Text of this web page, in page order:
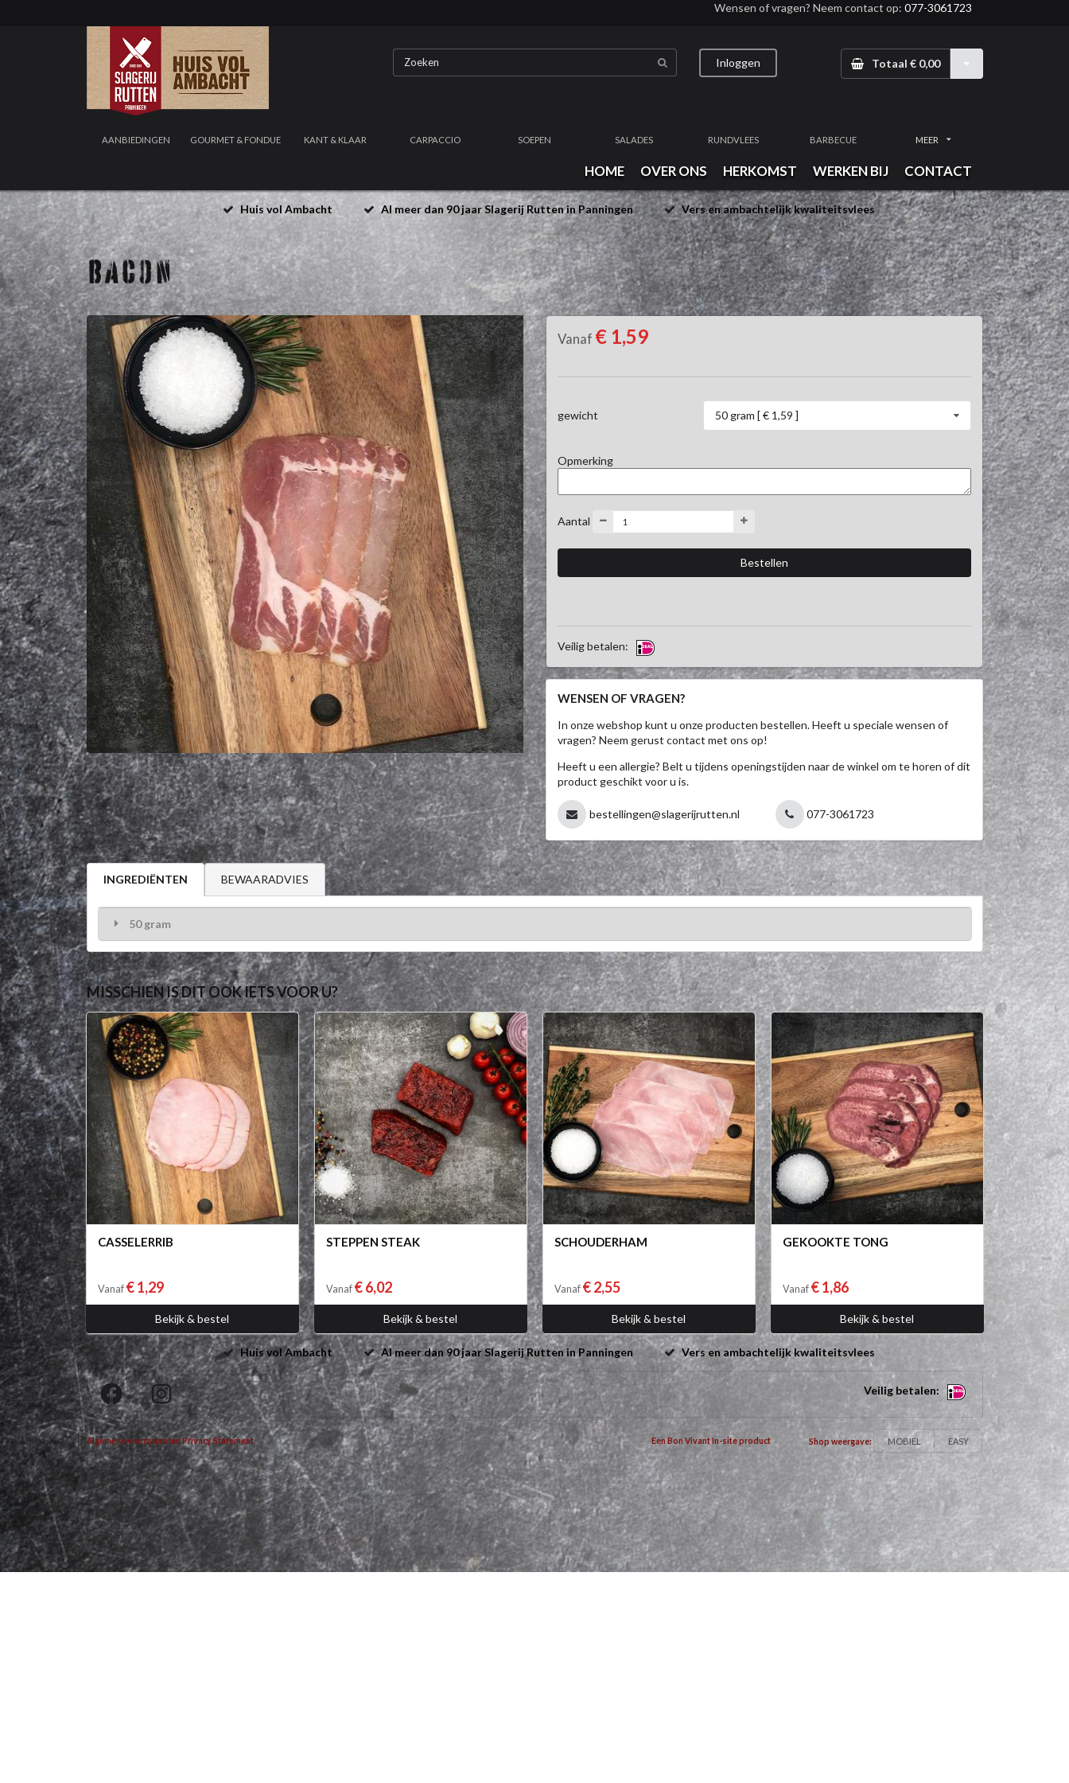
Wensen of vragen? Neem contact op: 077-3061723
Inloggen Totaal € 0,00
AANBIEDINGEN GOURMET & FONDUE KANT & KLAAR CARPACCIO SOEPEN SALADES RUNDVLEES BARBECUE MEER
HOME OVER ONS HERKOMST WERKEN BIJ CONTACT
Huis vol Ambacht Al meer dan 90 jaar Slagerij Rutten in Panningen Vers en ambachtelijk kwaliteitsvlees
BACON
Vanaf € 1,59
gewicht 50 gram [ € 1,59 ]
Opmerking
Aantal
Veilig betalen:
WENSEN OF VRAGEN?
In onze webshop kunt u onze producten bestellen. Heeft u speciale wensen of
vragen? Neem gerust contact met ons op!
Heeft u een allergie? Belt u tijdens openingstijden naar de winkel om te horen of dit
product geschikt voor u is.
bestellingen@slagerijrutten.nl 077-3061723
INGREDIËNTEN BEWAARADVIES
50 gram
MISSCHIEN IS DIT OOK IETS VOOR U?
CASSELERRIB
Vanaf € 1,29
Bekijk & bestel
STEPPEN STEAK
Vanaf € 6,02
Bekijk & bestel
SCHOUDERHAM
Vanaf € 2,55
Bekijk & bestel
GEKOOKTE TONG
Vanaf € 1,86
Bekijk & bestel
Huis vol Ambacht Al meer dan 90 jaar Slagerij Rutten in Panningen Vers en ambachtelijk kwaliteitsvlees
Veilig betalen:
Algemene voorwaarden Privacy Statement Een Bon Vivant In-site product Shop weergave: MOBIEL EASY